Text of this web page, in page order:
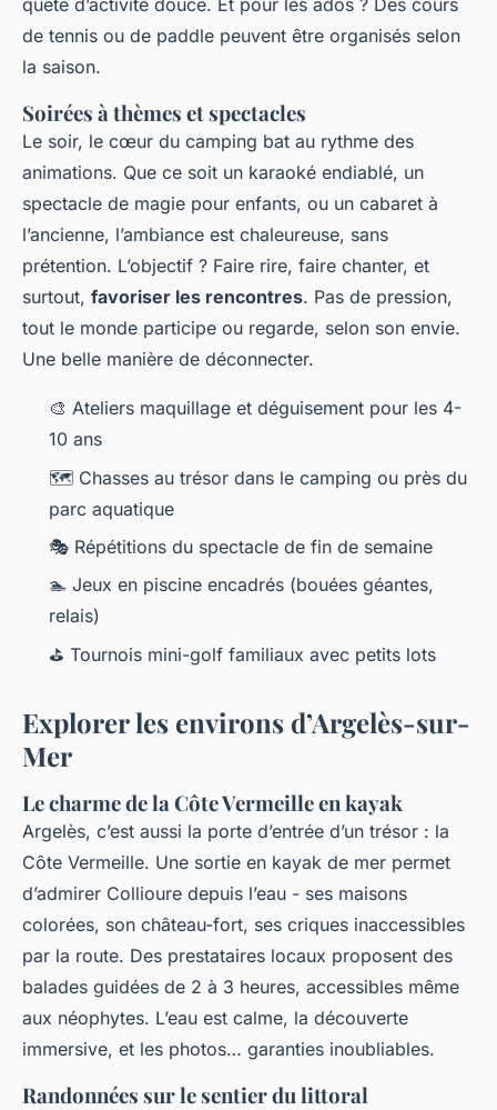
quête d’activité douce. Et pour les ados ? Des cours
de tennis ou de paddle peuvent être organisés selon
la saison.
Soirées à thèmes et spectacles
Le soir, le cœur du camping bat au rythme des
animations. Que ce soit un karaoké endiablé, un
spectacle de magie pour enfants, ou un cabaret à
l’ancienne, l’ambiance est chaleureuse, sans
prétention. L’objectif ? Faire rire, faire chanter, et
surtout, favoriser les rencontres. Pas de pression,
tout le monde participe ou regarde, selon son envie.
Une belle manière de déconnecter.
🎨 Ateliers maquillage et déguisement pour les 4-
10 ans
🗺️ Chasses au trésor dans le camping ou près du
parc aquatique
🎭 Répétitions du spectacle de fin de semaine
🏊 Jeux en piscine encadrés (bouées géantes,
relais)
⛳ Tournois mini-golf familiaux avec petits lots
Explorer les environs d’Argelès-sur-
Mer
Le charme de la Côte Vermeille en kayak
Argelès, c’est aussi la porte d’entrée d’un trésor : la
Côte Vermeille. Une sortie en kayak de mer permet
d’admirer Collioure depuis l’eau - ses maisons
colorées, son château-fort, ses criques inaccessibles
par la route. Des prestataires locaux proposent des
balades guidées de 2 à 3 heures, accessibles même
aux néophytes. L’eau est calme, la découverte
immersive, et les photos… garanties inoubliables.
Randonnées sur le sentier du littoral